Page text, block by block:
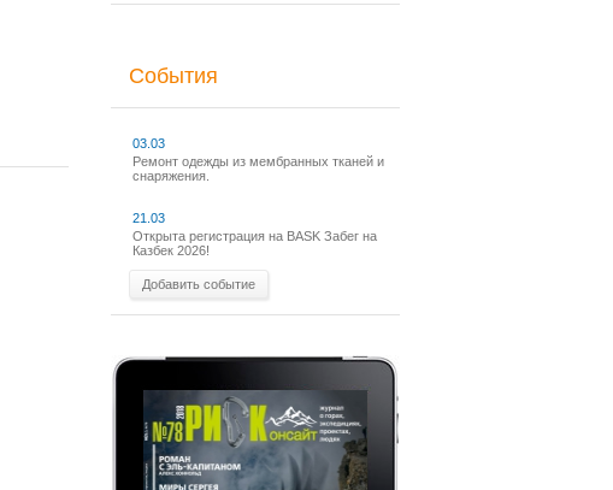
События
03.03
Ремонт одежды из мембранных тканей и
снаряжения.
21.03
Открыта регистрация на BASK Забег на
Казбек 2026!
Добавить событие